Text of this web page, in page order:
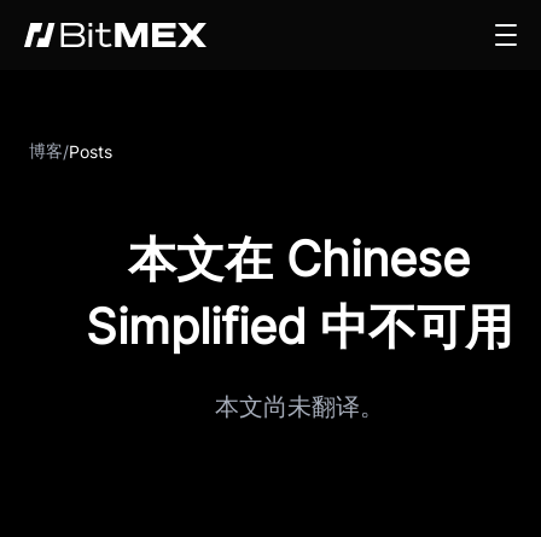
博客/Posts
本文在 Chinese
Simplified 中不可用
本文尚未翻译。